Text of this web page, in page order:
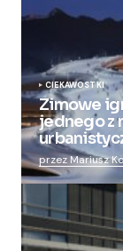
CIEKAWOSTKI
Zimowe
jednego z
przez Mariusz